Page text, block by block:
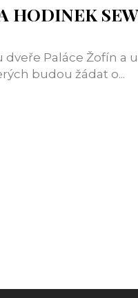
HODINEK
dveře Paláce Žofín
budou žádat o...